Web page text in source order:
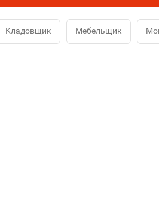
Кладовщик Мебельщик